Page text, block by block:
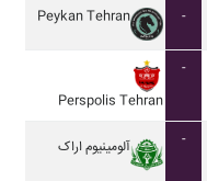
Peykan Tehran -
Perspolis Tehran
-
آلومينيوم اراک
-